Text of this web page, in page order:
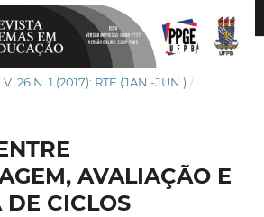
V. 26 N. 1 (2017): RTE (JAN.-JUN.) /
AVALIAÇÃO E
DE CICLOS